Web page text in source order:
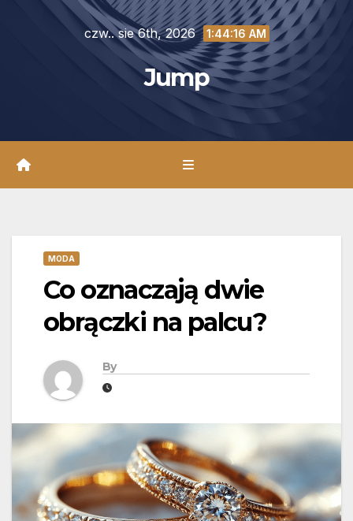
czw.. sie 6th, 2026 1:44:18 AM
Jump
MODA
Co oznaczają dwie
obrączki na palcu?
By